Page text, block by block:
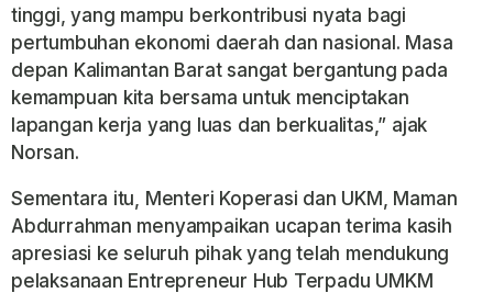
tinggi, yang mampu berkontribusi nyata bagi
pertumbuhan ekonomi daerah dan nasional. Masa
depan Kalimantan Barat sangat bergantung pada
kemampuan kita bersama untuk menciptakan
lapangan kerja yang luas dan berkualitas,” ajak
Norsan.
Sementara itu, Menteri Koperasi dan UKM, Maman
Abdurrahman menyampaikan ucapan terima kasih
apresiasi ke seluruh pihak yang telah mendukung
pelaksanaan Entrepreneur Hub Terpadu UMKM